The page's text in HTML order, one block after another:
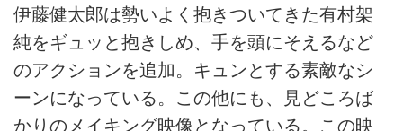
伊藤健太郎は勢いよく抱きついてきた有村架
純をギュッと抱きしめ、手を頭にそえるなど
のアクションを追加。キュンとする素敵なシ
ーンになっている。この他にも、見どころば
かりのメイキング映像となっている。この映